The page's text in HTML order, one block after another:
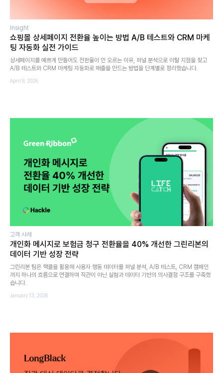
Insight
쇼핑몰 상세페이지 전환율 높이는 방법 A/B 테스트와 CRM 마케
팅 자동화 실전 가이드
상세페이지를 예쁘게 만들어도 전환율이 안 오르는 이유, 퍼널 분석으로 이탈 지점을 찾고
A/B 테스트와 CRM 마케팅 자동화로 매출을 만드는 방법을 단계별로 정리했습니다.
April 9, 2026
고객 사례
개인화 메시지로 보험금 청구 전환율을 40% 개선한 그린리본의
데이터 기반 성장 전략
그린리본 팀은 핵클을 활용해 사용자 행동 데이터를 퍼널 분석, A/B 테스트, CRM 캠페인
까지 하나의 흐름으로 연결하며 직관이 아닌 실험과 데이터 기반의 의사결정 구조를 구축했
습니다.
January 13, 2026